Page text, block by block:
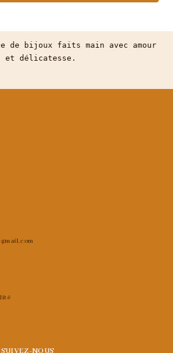
de bijoux faits main avec amour
et délicatesse.
SUIVEZ-NOUS